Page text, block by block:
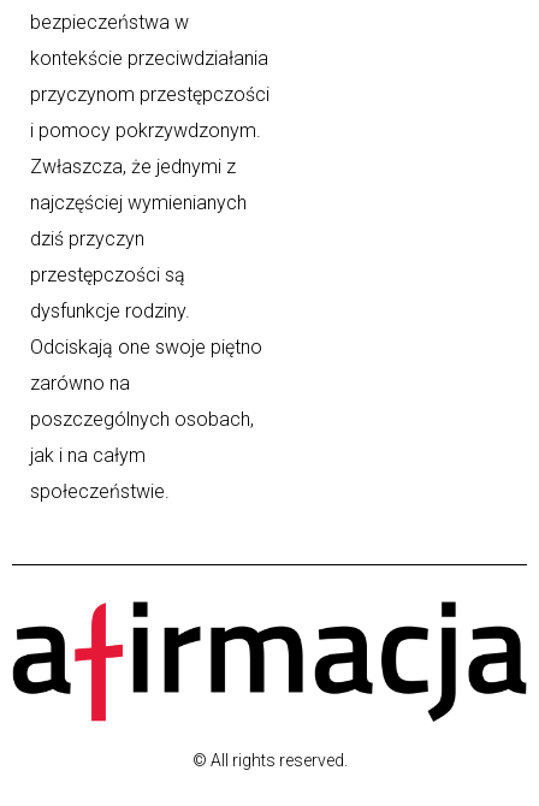
bezpieczeństwa w
kontekście przeciwdziałania
przyczynom przestępczości
i pomocy pokrzywdzonym.
Zwłaszcza, że jednymi z
najczęściej wymienianych
dziś przyczyn
przestępczości są
dysfunkcje rodziny.
Odciskają one swoje piętno
zarówno na
poszczególnych osobach,
jak i na całym
społeczeństwie.
© All rights reserved.